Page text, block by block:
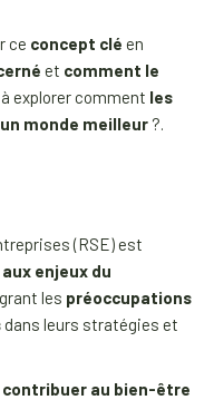
ce concept clé en
et comment le
explorer comment les
monde meilleur ?.
(RSE) est
enjeux du
les préoccupations
dans leurs stratégies et
contribuer au bien-être